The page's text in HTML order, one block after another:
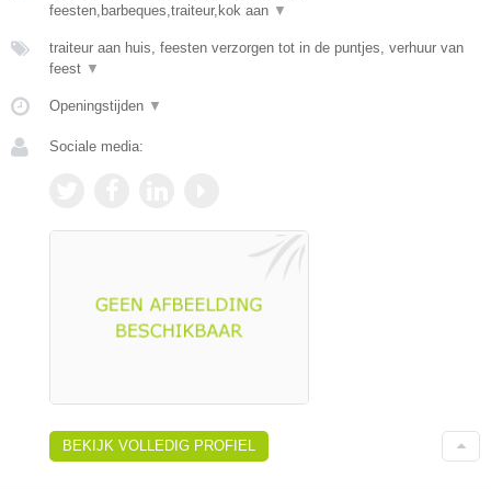
feesten,barbeques,traiteur,kok aan ▼
traiteur aan huis, feesten verzorgen tot in de puntjes, verhuur van
feest ▼
Openingstijden ▼
Sociale media:
BEKIJK VOLLEDIG PROFIEL